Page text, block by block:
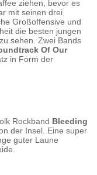
ziehen, bevor es
mit seinen drei
Großoffensive und
die besten jungen
sehen. Zwei Bands
Of Our
in Form der
Rockband Bleeding
der Insel. Eine super
guter Laune